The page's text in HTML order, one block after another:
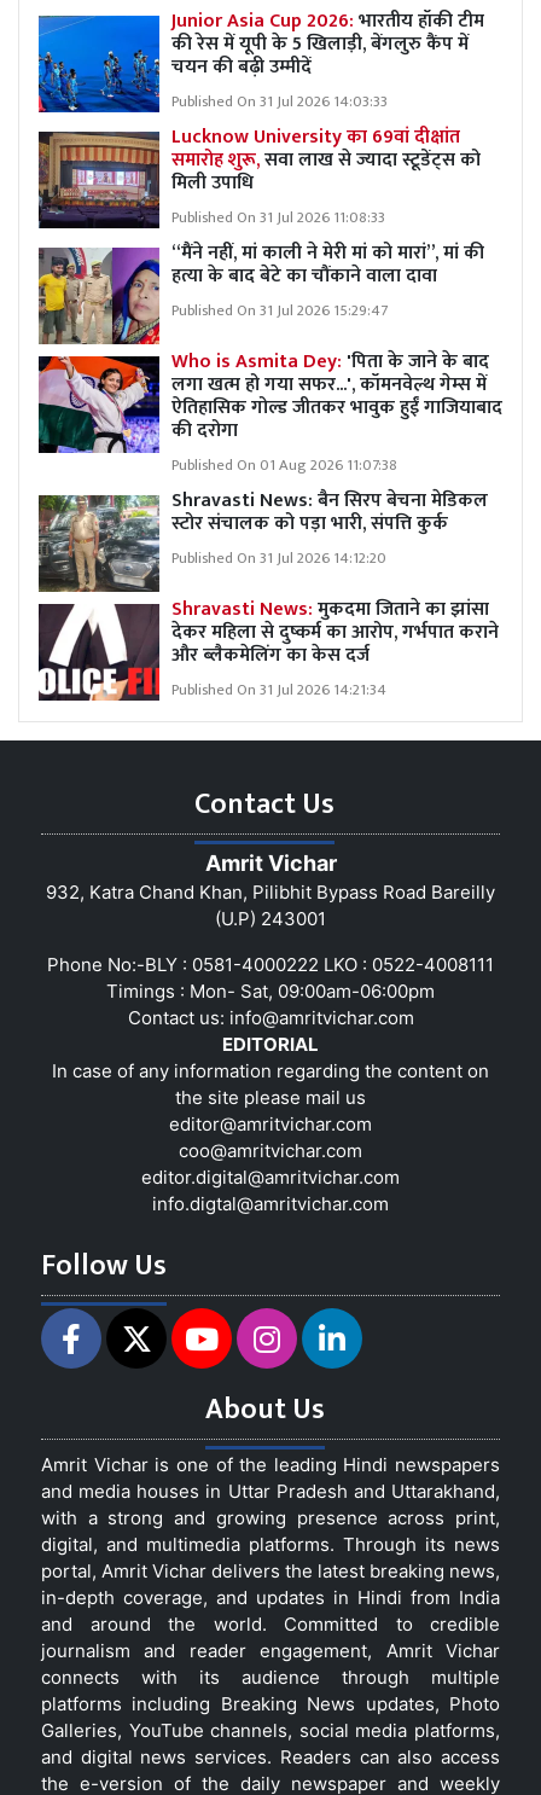
Junior Asia Cup 2026:भारतीय हॉकी टीम
की रेस में यूपी के 5 खिलाड़ी, बेंगलुरु कैंप में
चयन की बढ़ी उम्मीदें
Published On 31 Jul 2026 14:03:33
Lucknow University का 69वां दीक्षांत
समारोह शुरू,सवा लाख से ज्यादा स्टूडेंट्स को
मिली उपाधि
Published On 31 Jul 2026 11:08:33
“मैंने नहीं, मां काली ने मेरी मां को मारां”, मां की
हत्या के बाद बेटे का चौंकाने वाला दावा
Published On 31 Jul 2026 15:29:47
Who is Asmita Dey: 'पिता के जाने के बाद
लगा खत्म हो गया सफर...', कॉमनवेल्थ गेम्स में
ऐतिहासिक गोल्ड जीतकर भावुक हुईं गाजियाबाद
की दरोगा
Published On 01 Aug 2026 11:07:38
Shravasti News:बैन सिरप बेचना मेडिकल
स्टोर संचालक को पड़ा भारी, संपत्ति कुर्क
Published On 31 Jul 2026 14:12:20
Shravasti News:मुकदमा जिताने का झांसा
देकर महिला से दुष्कर्म का आरोप, गर्भपात कराने
और ब्लैकमेलिंग का केस दर्ज
Published On 31 Jul 2026 14:21:34
Contact Us
Amrit Vichar
932, Katra Chand Khan, Pilibhit Bypass Road Bareilly
(U.P) 243001
Phone No:-BLY : 0581-4000222 LKO : 0522-4008111
Timings : Mon- Sat, 09:00am-06:00pm
Contact us: info@amritvichar.com
EDITORIAL
In case of any information regarding the content on
the site please mail us
editor@amritvichar.com
coo@amritvichar.com
editor.digital@amritvichar.com
info.digtal@amritvichar.com
Follow Us
About Us
Amrit Vichar is one of the leading Hindi newspapers
and media houses in Uttar Pradesh and Uttarakhand,
with a strong and growing presence across print,
digital, and multimedia platforms. Through its news
portal, Amrit Vichar delivers the latest breaking news,
in-depth coverage, and updates in Hindi from India
and around the world. Committed to credible
journalism and reader engagement, Amrit Vichar
connects with its audience through multiple
platforms including Breaking News updates, Photo
Galleries, YouTube channels, social media platforms,
and digital news services. Readers can also access
the e-version of the daily newspaper and weekly